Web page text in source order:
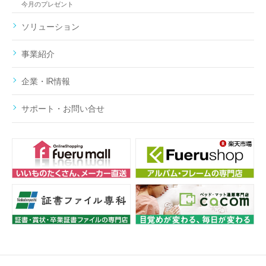
今月のプレゼント
ソリューション
事業紹介
企業・IR情報
サポート・お問い合せ